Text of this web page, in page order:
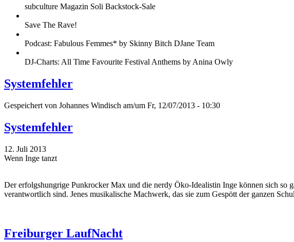
subculture Magazin Soli Backstock-Sale
Save The Rave!
Podcast: Fabulous Femmes* by Skinny Bitch DJane Team
DJ-Charts: All Time Favourite Festival Anthems by Anina Owly
Systemfehler
Gespeichert von Johannes Windisch am/um Fr, 12/07/2013 - 10:30
Systemfehler
12. Juli 2013
Wenn Inge tanzt
Der erfolgshungrige Punkrocker Max und die nerdy Öko-Idealistin Inge können sich so
verantwortlich sind. Jenes musikalische Machwerk, das sie zum Gespött der ganzen
Freiburger LaufNacht